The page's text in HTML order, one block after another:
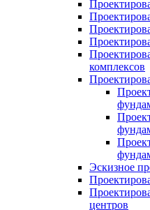
комплексов
Эскизное
центров